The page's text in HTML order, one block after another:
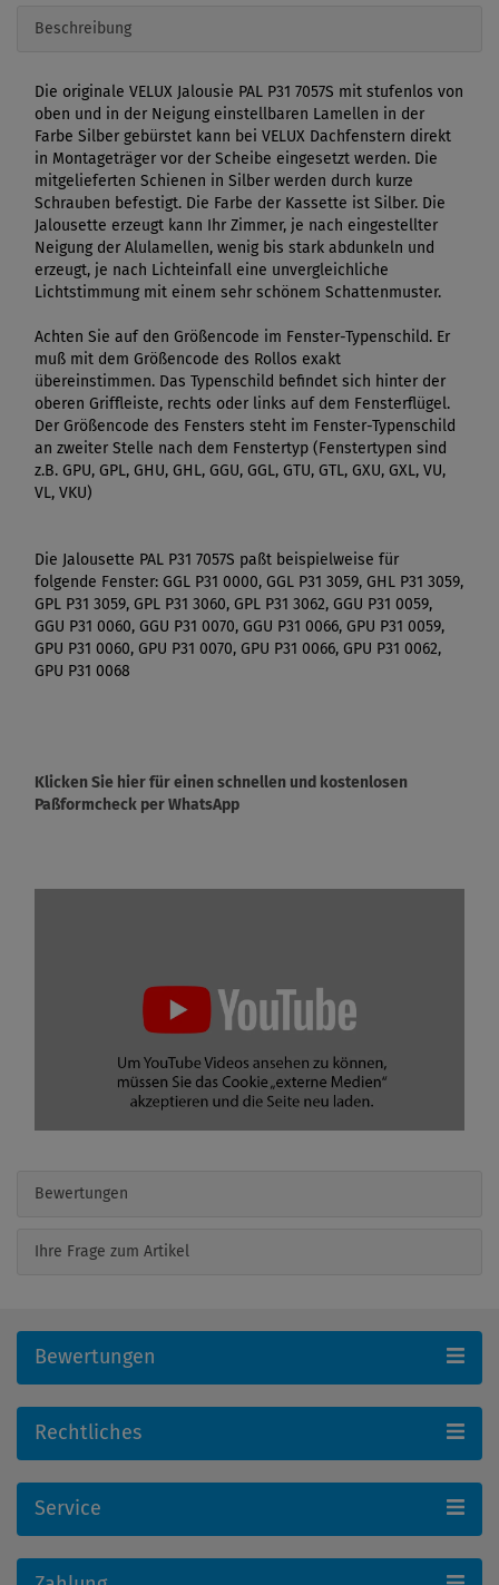
Beschreibung
Die originale VELUX Jalousie PAL P31 7057S mit stufenlos von
oben und in der Neigung einstellbaren Lamellen in der
Farbe Silber gebürstet kann bei VELUX Dachfenstern direkt
in Montageträger vor der Scheibe eingesetzt werden. Die
mitgelieferten Schienen in Silber werden durch kurze
Schrauben befestigt. Die Farbe der Kassette ist Silber. Die
Jalousette erzeugt kann Ihr Zimmer, je nach eingestellter
Neigung der Alulamellen, wenig bis stark abdunkeln und
erzeugt, je nach Lichteinfall eine unvergleichliche
Lichtstimmung mit einem sehr schönem Schattenmuster.
Achten Sie auf den Größencode im Fenster-Typenschild. Er
muß mit dem Größencode des Rollos exakt
übereinstimmen. Das Typenschild befindet sich hinter der
oberen Griffleiste, rechts oder links auf dem Fensterflügel.
Der Größencode des Fensters steht im Fenster-Typenschild
an zweiter Stelle nach dem Fenstertyp (Fenstertypen sind
z.B. GPU, GPL, GHU, GHL, GGU, GGL, GTU, GTL, GXU, GXL, VU,
VL, VKU)
Die Jalousette PAL P31 7057S paßt beispielweise für
folgende Fenster: GGL P31 0000, GGL P31 3059, GHL P31 3059,
GPL P31 3059, GPL P31 3060, GPL P31 3062, GGU P31 0059,
GGU P31 0060, GGU P31 0070, GGU P31 0066, GPU P31 0059,
GPU P31 0060, GPU P31 0070, GPU P31 0066, GPU P31 0062,
GPU P31 0068
Klicken Sie hier für einen schnellen und kostenlosen
Paßformcheck per WhatsApp
Bewertungen
Ihre Frage zum Artikel
Bewertungen
Rechtliches
Service